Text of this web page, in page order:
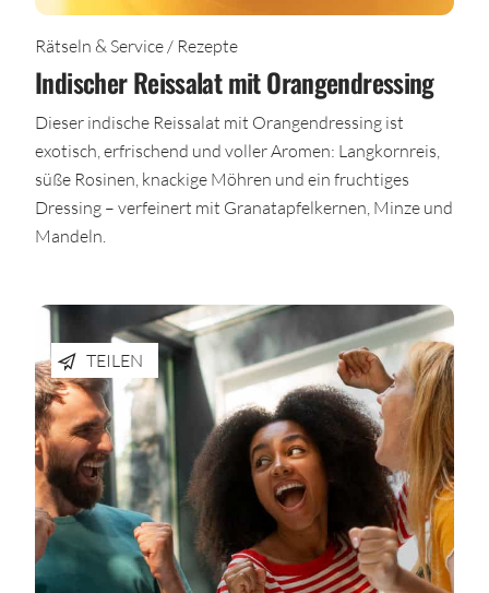
Rätseln & Service / Rezepte
Indischer Reissalat mit Orangendressing
Dieser indische Reissalat mit Orangendressing ist
exotisch, erfrischend und voller Aromen: Langkornreis,
süße Rosinen, knackige Möhren und ein fruchtiges
Dressing – verfeinert mit Granatapfelkernen, Minze und
Mandeln.
TEILEN